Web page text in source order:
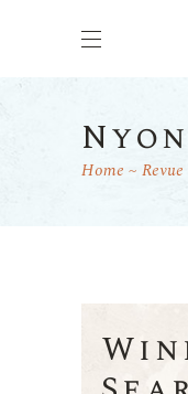
Home Revue